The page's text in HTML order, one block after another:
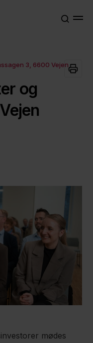
3, 6600 Vejen
og
mødes